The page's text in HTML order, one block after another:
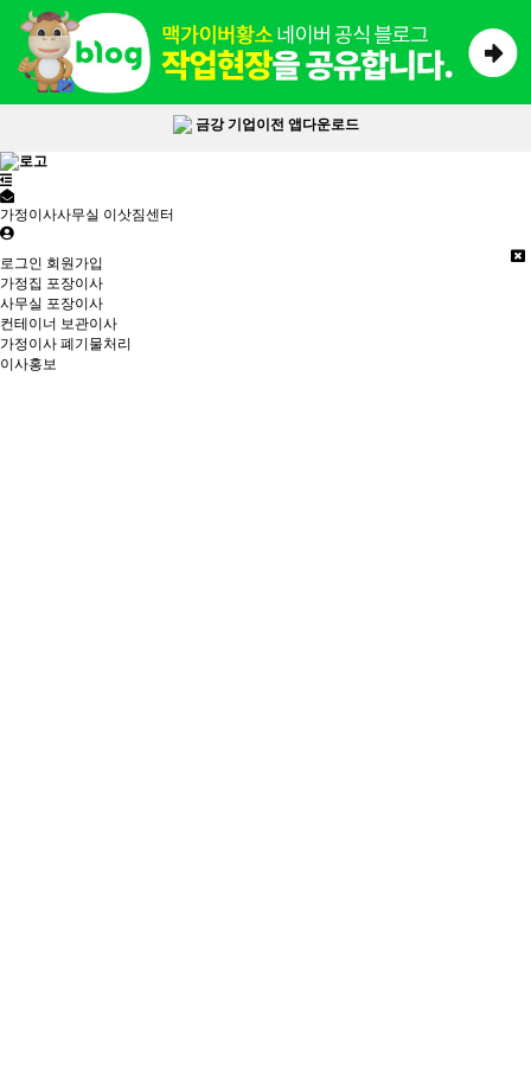
금강 기업이전 앱다운로드
가정이사사무실 이삿짐센터
로그인 회원가입
가정집 포장이사
사무실 포장이사
컨테이너 보관이사
가정이사 폐기물처리
이사홍보